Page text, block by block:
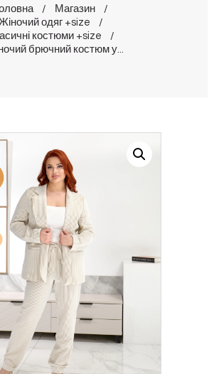
Магазин
Жіночий одяг +size
костюми +size
брючний костюм у...